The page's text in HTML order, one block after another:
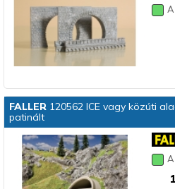
FALLER120562 ICE vagy közúti
patinált